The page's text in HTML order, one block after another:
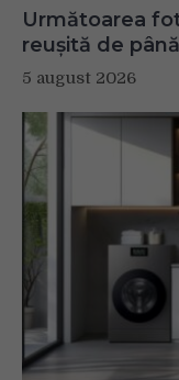
Următoarea
reușită de
5 august 2026